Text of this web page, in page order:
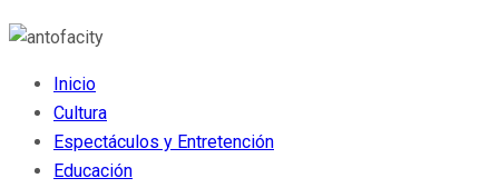
Inicio
Cultura
Espectáculos y Entretención
Educación